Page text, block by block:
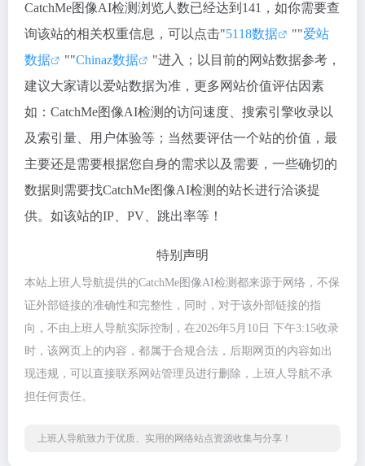
CatchMe图像AI检测浏览人数已经达到141，如你需要查
询该站的相关权重信息，可以点击"5118数据 ""爱站
数据
""Chinaz数据
"进入；以目前的网站数据参考，
建议大家请以爱站数据为准，更多网站价值评估因素
如：CatchMe图像AI检测的访问速度、搜索引擎收录以
及索引量、用户体验等；当然要评估一个站的价值，最
主要还是需要根据您自身的需求以及需要，一些确切的
数据则需要找CatchMe图像AI检测的站长进行洽谈提
供。如该站的IP、PV、跳出率等！
特别声明
本站上班人导航提供的CatchMe图像AI检测都来源于网络，不保
证外部链接的准确性和完整性，同时，对于该外部链接的指
向，不由上班人导航实际控制，在2026年5月10日 下午3:15收录
时，该网页上的内容，都属于合规合法，后期网页的内容如出
现违规，可以直接联系网站管理员进行删除，上班人导航不承
担任何责任。
上班人导航致力于优质、实用的网络站点资源收集与分享！